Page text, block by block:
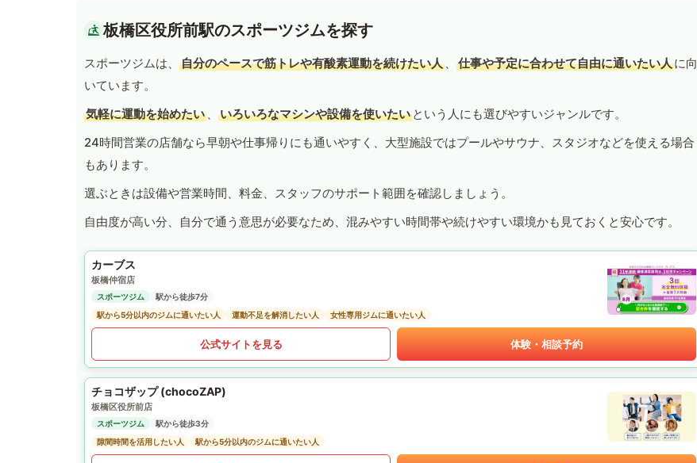
板橋区役所前駅のスポーツジムを探す
スポーツジムは、 自分のペースで筋トレや有酸素運動を続けたい人 、 仕事や予定に合わせて自由に通いたい人に向
いています。
気軽に運動を始めたい 、 いろいろなマシンや設備を使いたい という人にも選びやすいジャンルです。
24時間営業の店舗なら早朝や仕事帰りにも通いやすく、大型施設ではプールやサウナ、スタジオなどを使える場合
もあります。
選ぶときは設備や営業時間、料金、スタッフのサポート範囲を確認しましょう。
自由度が高い分、自分で通う意思が必要なため、混みやすい時間帯や続けやすい環境かも見ておくと安心です。
カーブス
板橋仲宿店
スポーツジム
駅から徒歩7分
駅から5分以内のジムに通いたい人
運動不足を解消したい人 女性専用ジムに通いたい人
公式サイトを見る 体験・相談予約
チョコザップ (chocoZAP)
板橋区役所前店
スポーツジム
駅から徒歩3分
隙間時間を活用したい人
駅から5分以内のジムに通いたい人